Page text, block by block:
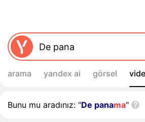
arama yandex ai görsel
Bunu mu aradınız: "De panama"